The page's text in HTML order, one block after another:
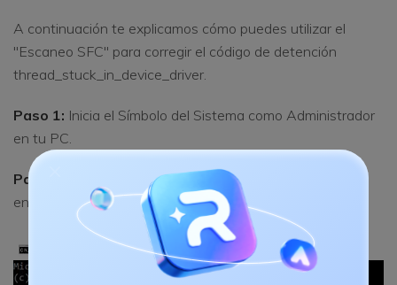
A continuación te explicamos cómo puedes utilizar el
"Escaneo SFC" para corregir el código de detención
thread_stuck_in_device_driver.
Paso 1: Inicia el Símbolo del Sistema como Administrador
en tu PC.
Paso 2:
Ahora, ejecuta sfc/ scannow (como se muestra
en la siguiente imagen).